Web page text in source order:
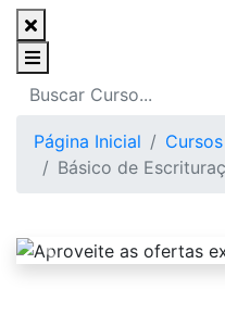
Página Inicial
Básico de